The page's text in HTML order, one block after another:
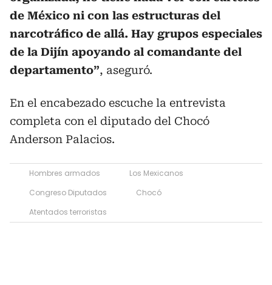
de México ni con las estructuras del
narcotráfico de allá. Hay grupos especiales
de la Dijín apoyando al comandante del
departamento”, aseguró.
En el encabezado escuche la entrevista
completa con el diputado del Chocó
Anderson Palacios.
Hombres armados
Los Mexicanos
Congreso Diputados
Chocó
Atentados terroristas